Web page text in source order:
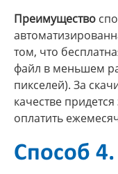
Преимущество
том, что
файл в меньшем
пикселей). За
качестве
оплатить
Способ